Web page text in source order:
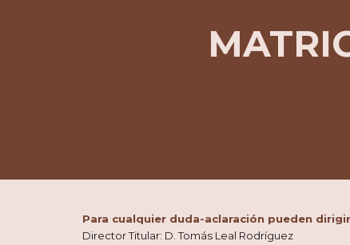
Para cualquier duda-aclaración pueden
Director Titular: D. Tomás Leal Rodríguez